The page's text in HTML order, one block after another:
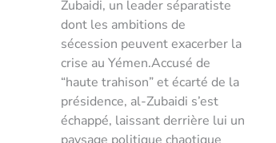
Zubaidi, un leader séparatiste
dont les ambitions de
sécession peuvent exacerber la
crise au Yémen.Accusé de
“haute trahison” et écarté de la
présidence, al-Zubaidi s’est
échappé, laissant derrière lui un